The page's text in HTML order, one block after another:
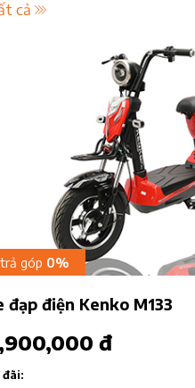
cả
trả góp 0%
đạp điện Kenko M133
đ
đãi: